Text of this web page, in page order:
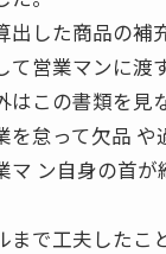
出した商品の補
営業マンに渡す
はこの書類を見
を怠って欠品
マ ン自身の首が
まで工夫したこ